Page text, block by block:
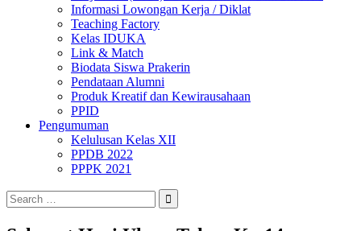
Informasi Lowongan Kerja / Diklat
Teaching Factory
Kelas IDUKA
Link & Match
Biodata Siswa Prakerin
Pendataan Alumni
Produk Kreatif dan Kewirausahaan
PPID
Pengumuman
Kelulusan Kelas XII
PPDB 2022
PPPK 2021
Search
for: